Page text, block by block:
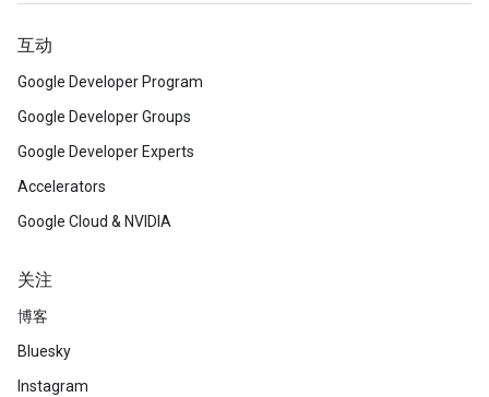
互动
Google Developer Program
Google Developer Groups
Google Developer Experts
Accelerators
Google Cloud & NVIDIA
关注
博客
Bluesky
Instagram